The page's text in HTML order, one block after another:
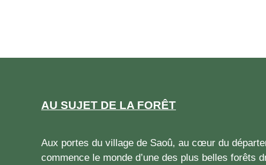
AU SUJET DE LA FORÊT
Aux portes du village de Saoû, au cœur du
commence le monde d’une des plus belles forêts